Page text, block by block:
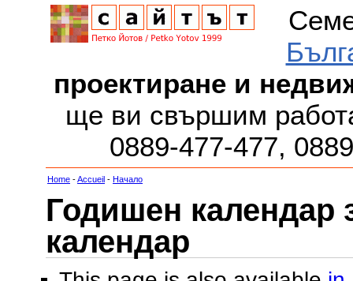
проектиране и
ще ви свършим
0889-477-477,
Home -Accueil - Начало
Годишен календар
календар